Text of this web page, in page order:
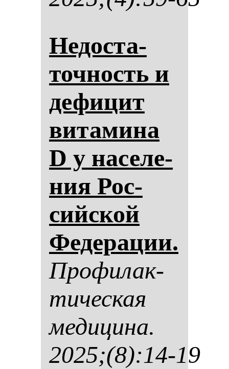
Не­дос­та­
точ­ность и
де­фи­цит
ви­та­ми­на
D у на­се­ле­
ния Рос­
сий­ской
Фе­де­ра­ции.
Про­фи­лак­
ти­чес­кая
ме­ди­ци­на.
2025;(8):14-19